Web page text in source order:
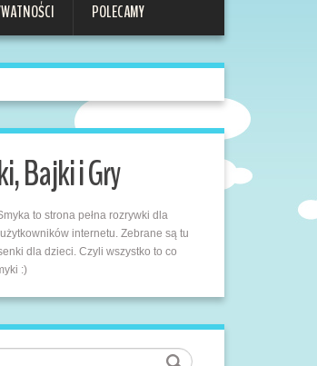
POLECAMY
Bajki i Gry
to strona pełna rozrywki dla
internetu. Zebrane są tu
dla dzieci. Czyli wszystko to co
:)